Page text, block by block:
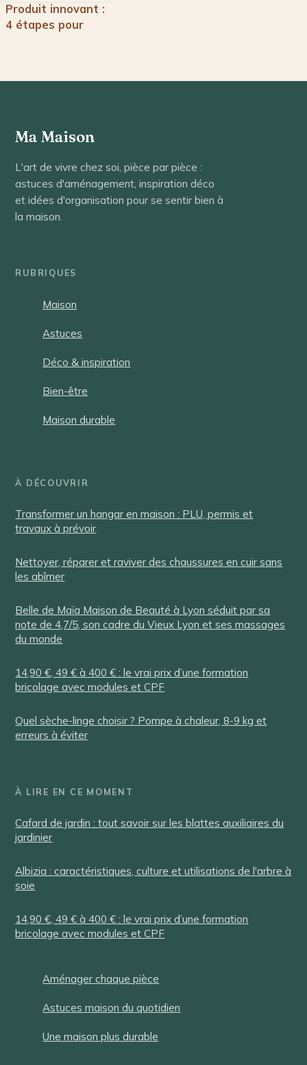
Produit innovant :
4 étapes pour
Ma Maison
L'art de vivre chez soi, pièce par pièce :
astuces d'aménagement, inspiration déco
et idées d'organisation pour se sentir bien à
la maison.
RUBRIQUES
Maison
Astuces
Déco & inspiration
Bien-être
Maison durable
À DÉCOUVRIR
Transformer un hangar en maison : PLU, permis et
travaux à prévoir
Nettoyer, réparer et raviver des chaussures en cuir sans
les abîmer
Belle de Maïa Maison de Beauté à Lyon séduit par sa
note de 4,7/5, son cadre du Vieux Lyon et ses massages
du monde
14,90 €, 49 € à 400 € : le vrai prix d’une formation
bricolage avec modules et CPF
Quel sèche-linge choisir ? Pompe à chaleur, 8-9 kg et
erreurs à éviter
À LIRE EN CE MOMENT
Cafard de jardin : tout savoir sur les blattes auxiliaires du
jardinier
Albizia : caractéristiques, culture et utilisations de l'arbre à
soie
14,90 €, 49 € à 400 € : le vrai prix d’une formation
bricolage avec modules et CPF
Aménager chaque pièce
Astuces maison du quotidien
Une maison plus durable